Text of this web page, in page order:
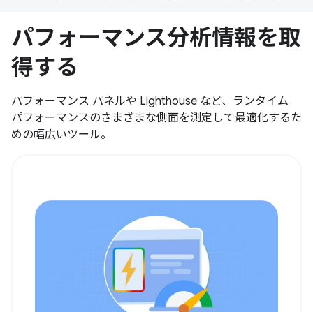
パフォーマンス分析情報を取
得する
パフォーマンス パネルや Lighthouse など、ランタイム
パフォーマンスのさまざまな側面を測定して最適化するた
めの幅広いツール。